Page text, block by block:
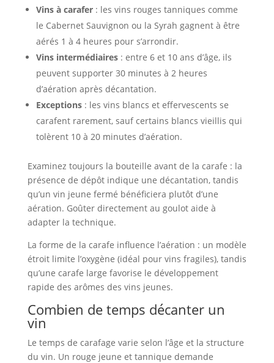
Vins à carafer: les vins rouges tanniques comme
le Cabernet Sauvignon ou la Syrah gagnent à être
aérés 1 à 4 heures pour s’arrondir.
Vins intermédiaires: entre 6 et 10 ans d’âge, ils
peuvent supporter 30 minutes à 2 heures
d’aération après décantation.
Exceptions: les vins blancs et effervescents se
carafent rarement, sauf certains blancs vieillis qui
tolèrent 10 à 20 minutes d’aération.
Examinez toujours la bouteille avant de la carafe : la
présence de dépôt indique une décantation, tandis
qu’un vin jeune fermé bénéficiera plutôt d’une
aération. Goûter directement au goulot aide à
adapter la technique.
La forme de la carafe influence l’aération : un modèle
étroit limite l’oxygène (idéal pour vins fragiles), tandis
qu’une carafe large favorise le développement
rapide des arômes des vins jeunes.
Combien de temps décanter un
vin
Le temps de carafage varie selon l’âge et la structure
du vin. Un rouge jeune et tannique demande